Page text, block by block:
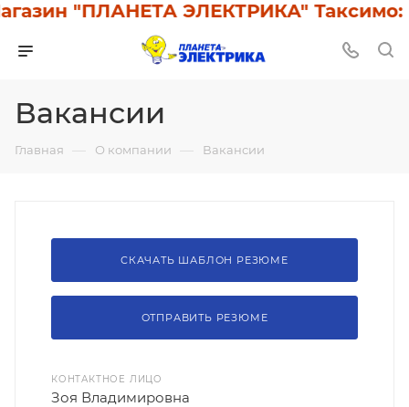
"ПЛАНЕТА ЭЛЕКТРИКА" Таксимо:
Вакансии
Главная — О компании — Вакансии
СКАЧАТЬ ШАБЛОН РЕЗЮМЕ
ОТПРАВИТЬ РЕЗЮМЕ
КОНТАКТНОЕ ЛИЦО
Зоя Владимировна